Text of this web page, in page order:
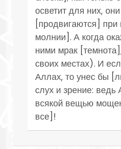
осветит для них,
[продвигаются] при
молнии]. А когда
ними мрак
своих местах). И
Аллах, то унес бы
слух и зрение: ведь
всякой вещью
все]!